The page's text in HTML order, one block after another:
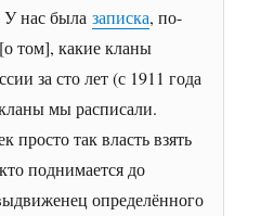
У нас былазаписка, по-
том], какие кланы
за сто лет (с 1911 года
мы расписали.
просто так власть взять
поднимается до
определённого